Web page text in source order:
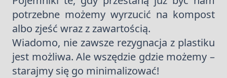
potrzebne możemy wyrzucić na kompost
albo zjeść wraz z zawartością.
Wiadomo, nie zawsze rezygnacja z plastiku
jest możliwa. Ale wszędzie gdzie możemy –
starajmy się go minimalizować!